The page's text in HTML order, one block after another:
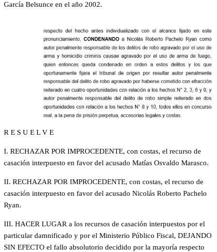
García Belsunce en el año 2002.
R E S U E L V E
I. RECHAZAR POR IMPROCEDENTE, con costas, el recurso de
casación interpuesto en favor del acusado Matías Osvaldo Marasco.
II. RECHAZAR POR IMPROCEDENTE, con costas, el recurso de
casación interpuesto en favor del acusado Nicolás Roberto Pachelo
Ryan.
III. HACER LUGAR a los recursos de casación interpuestos por el
particular damnificado y por el Ministerio Público Fiscal, DEJANDO
SIN EFECTO el fallo absolutorio decidido por la mayoría respecto